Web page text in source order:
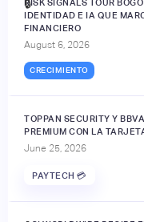
RISK SIGNALS TOUR
IDENTIDAD E IA QUE
FINANCIERO
August 6, 2026
CRECIMIENTO
🔒
TOPPAN SECURITY Y
PREMIUM CON LA
June 25, 2026
PAYTECH 💳